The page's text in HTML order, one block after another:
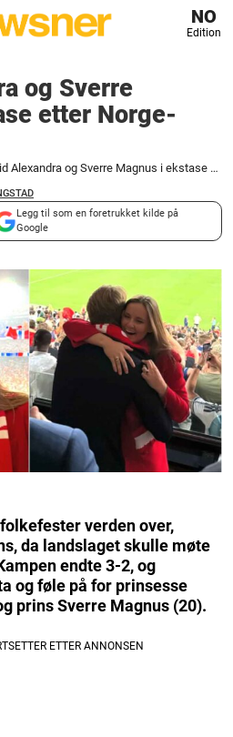
NO
Edition
og Sverre
etter Norge-
Ingrid Alexandra og Sverre Magnus i ekstase etter Norge-seier
Legg til som en foretrukket kilde på
Google
verden over,
da landslaget skulle møte
endte 3-2, og
og føle på for prinsesse
prins Sverre Magnus (20).